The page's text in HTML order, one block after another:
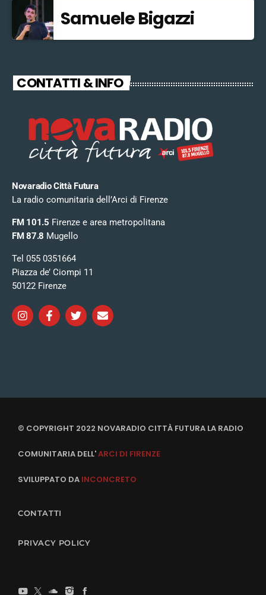
Samuele Bigazzi
CONTATTI & INFO
Novaradio Città Futura
La radio comunitaria dell’Arci di Firenze
FM 101.5 Firenze e area metropolitana
FM 87.8 Mugello
Tel 055 0351664
Piazza de’ Ciompi 11
50122 Firenze
© COPYRIGHT 2022 NOVARADIO CITTÀ FUTURA LA RADIO
COMUNITARIA DELL'ARCI DI FIRENZE
SVILUPPATO DA INCONCRETO
CONTATTI
PRIVACY POLICY